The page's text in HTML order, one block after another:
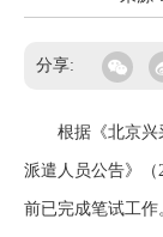
分享:
根据《北京兴采
派遣人员公告》（
前已完成笔试工